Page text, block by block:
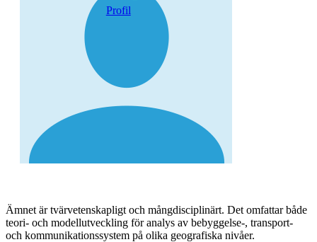
Profil
Ämnet är tvärvetenskapligt och mångdisciplinärt. Det omfattar både
teori- och modellutveckling för analys av bebyggelse-, transport-
och kommunikationssystem på olika geografiska nivåer.